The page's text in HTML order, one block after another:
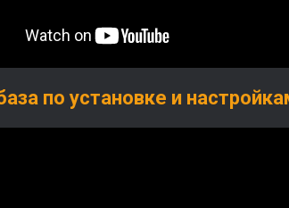
по установке и